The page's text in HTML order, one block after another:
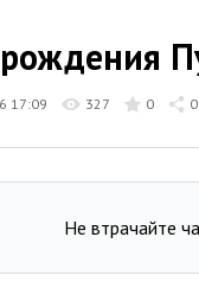
17:09 327 0 0
Не втрачайте